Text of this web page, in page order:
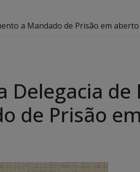
a Mandado de Prisão em aberto
Delegacia de
de Prisão